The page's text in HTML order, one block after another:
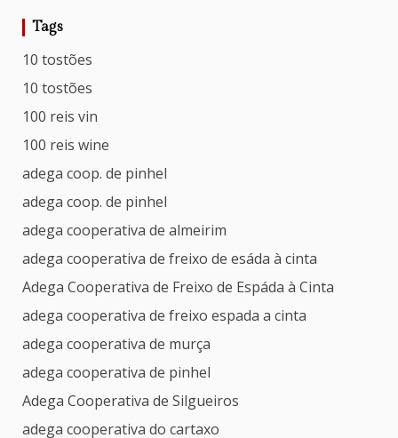
Tags
10 tostões
10 tostões
100 reis vin
100 reis wine
adega coop. de pinhel
adega coop. de pinhel
adega cooperativa de almeirim
adega cooperativa de freixo de esáda à cinta
Adega Cooperativa de Freixo de Espáda à Cinta
adega cooperativa de freixo espada a cinta
adega cooperativa de murça
adega cooperativa de pinhel
Adega Cooperativa de Silgueiros
adega cooperativa do cartaxo